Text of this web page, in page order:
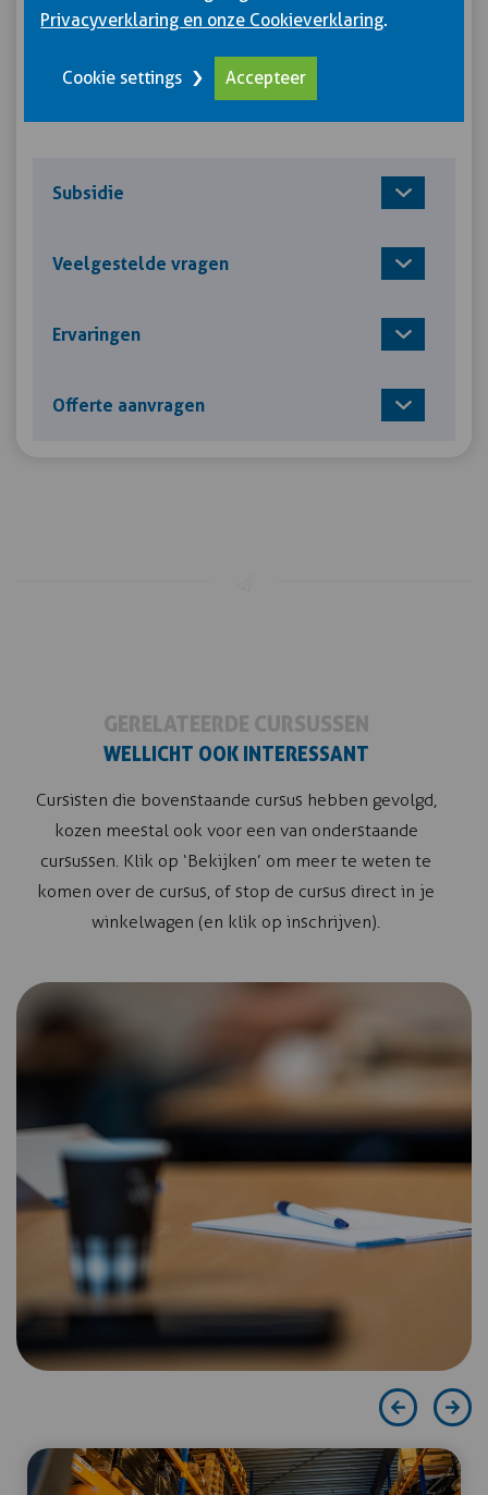
Toelatingseisen: geen
Prijzen zijn exclusief aan- en afmelden Code95
Subsidie
Veelgestelde vragen
Ervaringen
Offerte aanvragen
GERELATEERDE CURSUSSEN
WELLICHT OOK INTERESSANT
Cursisten die bovenstaande cursus hebben gevolgd,
kozen meestal ook voor een van onderstaande
cursussen. Klik op ‘Bekijken’ om meer te weten te
komen over de cursus, of stop de cursus direct in je
winkelwagen (en klik op inschrijven).
Privacyverklaring en onze Cookieverklaring.
Cookie settings Accepteer